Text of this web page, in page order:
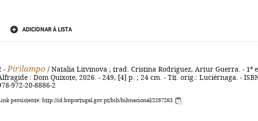
ADICIONAR À LISTA
- Pirilampo / Natalia Litvinova ; trad. Cristina Rodriguez, Artur Guerra. - 1ª
: Dom Quixote, 2026. - 249, [4] p. ; 24 cm. - Tít. orig.: Luciérnaga. -
972-20-8886-2
persistente: http://id.bnportugal.gov.pt/bib/bibnacional/2287263